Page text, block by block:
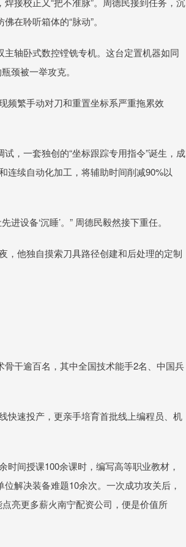
在聆听箱体的“脉动”。
轴卧式数控镗铣专机。这台定置机器如同
颈被一举攻克。
频繁手动对刀和重置坐标系严重拖累效
，一套独创的“坐标跟踪专用指令”诞生，成
连续自动化加工，将辅助时间削减90%以
设备‘沉睡’。” 周德民毅然接下重任。
，他独自摸索刀具路径创建和后处理的定制
干逾百名，其中全国技术能手2名、中国兵
快速投产，更亲手培育首批线上编程员、机
间授课100余课时，编写高等职业教材，
解决装备难题10余次。一次成功攻关后，
点亮更多薪火南宁配资公司，便是价值所